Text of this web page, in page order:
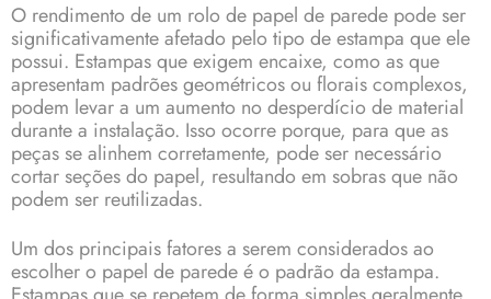
O rendimento de um rolo de papel de parede pode ser
significativamente afetado pelo tipo de estampa que ele
possui. Estampas que exigem encaixe, como as que
apresentam padrões geométricos ou florais complexos,
podem levar a um aumento no desperdício de material
durante a instalação. Isso ocorre porque, para que as
peças se alinhem corretamente, pode ser necessário
cortar seções do papel, resultando em sobras que não
podem ser reutilizadas.
Um dos principais fatores a serem considerados ao
escolher o papel de parede é o padrão da estampa.